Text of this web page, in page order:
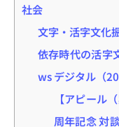
社会
文字・活字文化
依存時代の活字
ws デジタル（
【アピール
周年記念 対